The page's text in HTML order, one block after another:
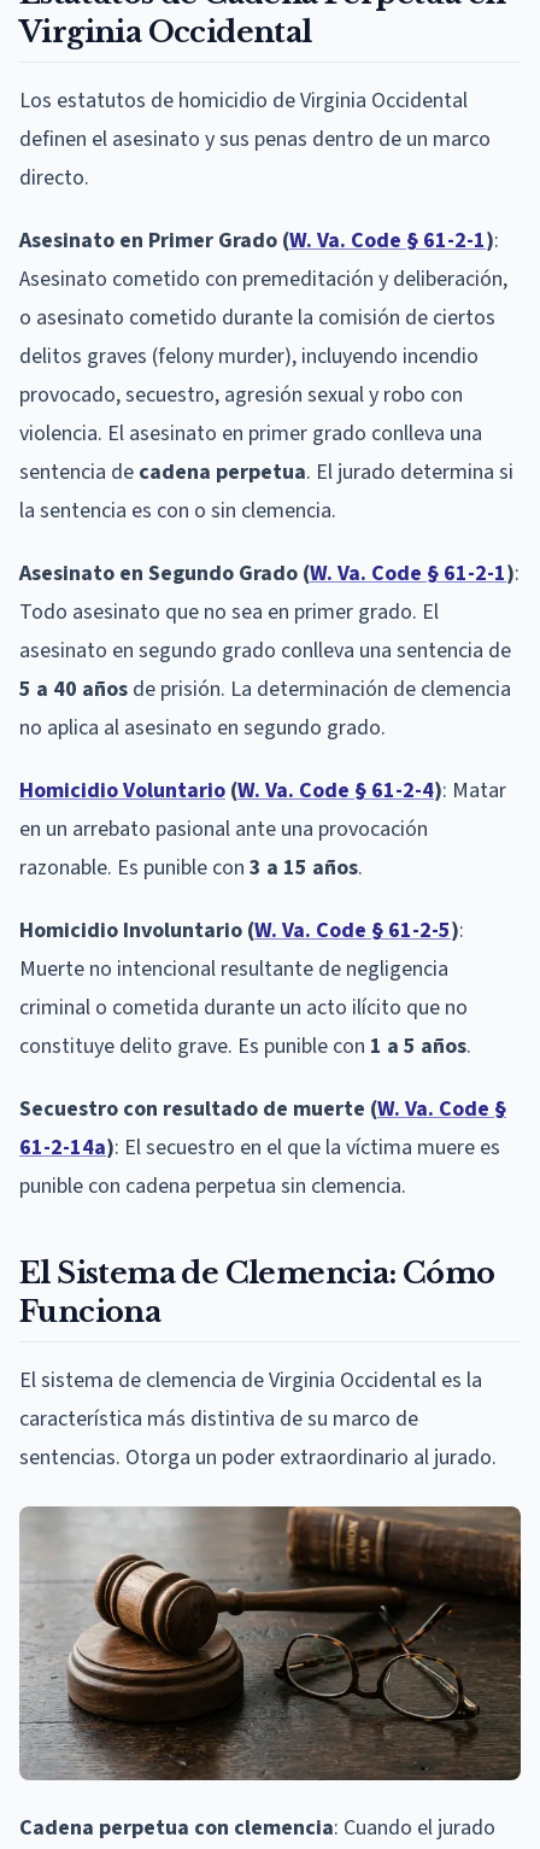
Virginia Occidental
Los estatutos de homicidio de Virginia Occidental
definen el asesinato y sus penas dentro de un marco
directo.
Asesinato en Primer Grado (W. Va. Code § 61-2-1):
Asesinato cometido con premeditación y deliberación,
o asesinato cometido durante la comisión de ciertos
delitos graves (felony murder), incluyendo incendio
provocado, secuestro, agresión sexual y robo con
violencia. El asesinato en primer grado conlleva una
sentencia de cadena perpetua. El jurado determina si
la sentencia es con o sin clemencia.
Asesinato en Segundo Grado (W. Va. Code § 61-2-1):
Todo asesinato que no sea en primer grado. El
asesinato en segundo grado conlleva una sentencia de
5 a 40 años de prisión. La determinación de clemencia
no aplica al asesinato en segundo grado.
Homicidio Voluntario (W. Va. Code § 61-2-4): Matar
en un arrebato pasional ante una provocación
razonable. Es punible con 3 a 15 años.
Homicidio Involuntario (W. Va. Code § 61-2-5):
Muerte no intencional resultante de negligencia
criminal o cometida durante un acto ilícito que no
constituye delito grave. Es punible con 1 a 5 años.
Secuestro con resultado de muerte (W. Va. Code §
61-2-14a): El secuestro en el que la víctima muere es
punible con cadena perpetua sin clemencia.
El Sistema de Clemencia: Cómo
Funciona
El sistema de clemencia de Virginia Occidental es la
característica más distintiva de su marco de
sentencias. Otorga un poder extraordinario al jurado.
Cadena perpetua con clemencia: Cuando el jurado